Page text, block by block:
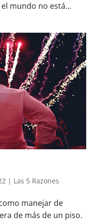
mundo no está...
| Las 5 Razones
manejar de
de más de un piso.